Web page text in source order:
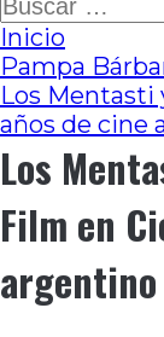
al
contenido
Inicio
Pampa
Los Mentasti
años de cine
Los
Film en
argentino